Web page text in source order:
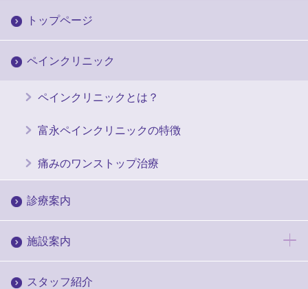
トップページ
ペインクリニック
ペインクリニックとは？
富永ペインクリニックの特徴
痛みのワンストップ治療
診療案内
施設案内
スタッフ紹介